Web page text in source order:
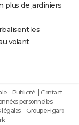
plus de jardiniers
les
volant
Publicité
Contact
personnelles
légales
Groupe Figaro